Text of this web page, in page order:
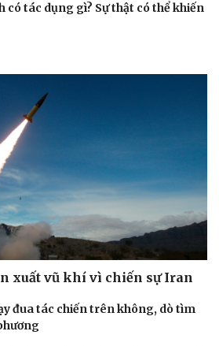
có tác dụng gì? Sự thật có thể khiến
xuất vũ khí vì chiến sự Iran
đua tác chiến trên không, dò tìm